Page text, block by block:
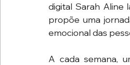
digital Sarah Aline
propõe uma
emocional das
A cada semana,